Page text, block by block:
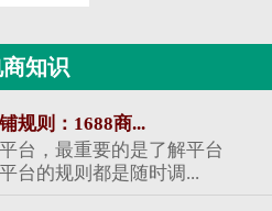
知识
规则：1688商...
台，最重要的是了解平台
台的规则都是随时调...